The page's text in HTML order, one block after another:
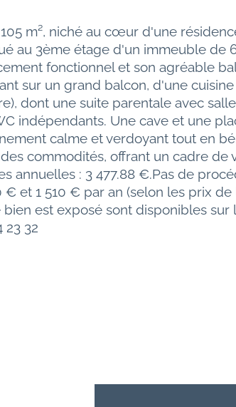
m², niché au cœur d'une
au 3ème étage d'un immeuble de
fonctionnel et son agréable
sur un grand balcon, d'une
dont une suite parentale avec
indépendants. Une cave et une
calme et verdoyant tout en
commodités, offrant un cadre de
annuelles : 3 477.88 €.Pas de
et 1 510 € par an (selon les prix
est exposé sont disponibles
23 32